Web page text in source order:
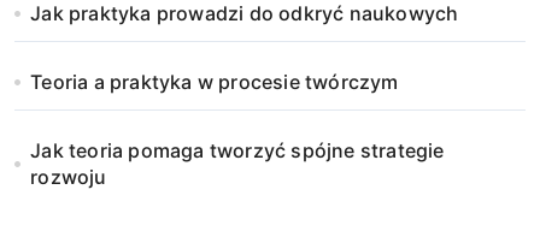
Jak praktyka prowadzi do odkryć naukowych
Teoria a praktyka w procesie twórczym
Jak teoria pomaga tworzyć spójne strategie
rozwoju